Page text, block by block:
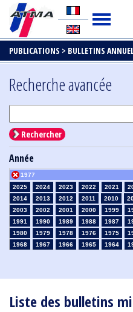
PUBLICATIONS > BULLETINS
Liste des bulletins
Recherche avancée
Rechercher
Année
2025 2024 2023 2022 2021
2014
2013 2012 2011 2010
2003
2002 2001 2000 1999
1991
1990 1989 1988 1987
1980
1979 1978
1977
1976 1975
1968
1967 1966 1965 1964
1930
1929 1926 1925 1924